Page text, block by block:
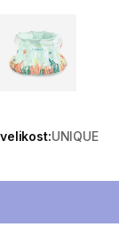
velikost:UNIQUE